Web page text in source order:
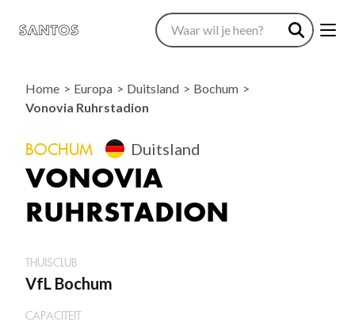
Home Europa Duitsland
Bochum
Vonovia Ruhrstadion
BOCHUM Duitsland
VONOVIA
RUHRSTADION
THUISCLUB
VfL Bochum
CAPACITEIT